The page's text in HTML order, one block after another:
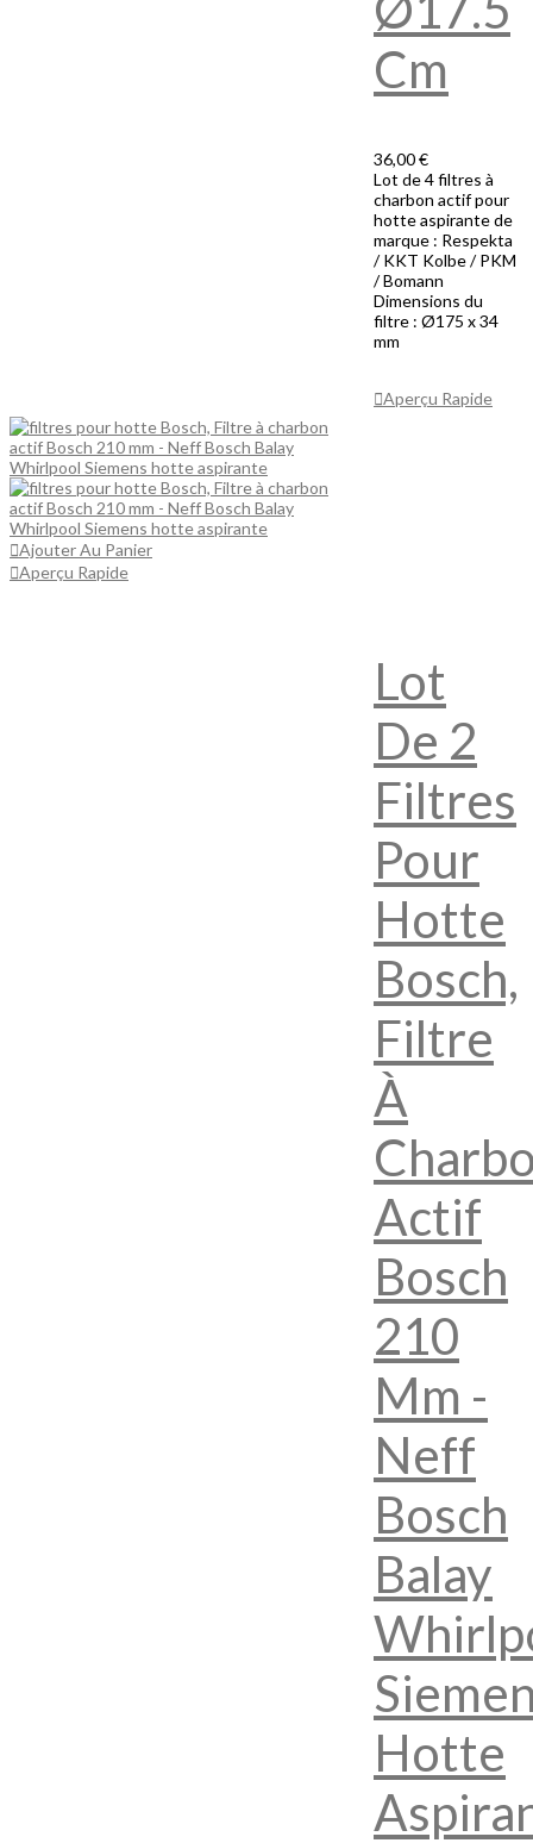
Cm
36,00 €
Lot de 4 filtres à
charbon actif pour
hotte aspirante de
marque : Respekta
/ KKT Kolbe / PKM
/ Bomann
Dimensions du
filtre : Ø175 x 34
mm
Aperçu Rapide
Ajouter Au Panier
Aperçu Rapide
Lot
De 2
Filtres
Pour
Hotte
Bosch,
Filtre
À
Actif
Bosch
210
Mm -
Neff
Bosch
Balay
Hotte